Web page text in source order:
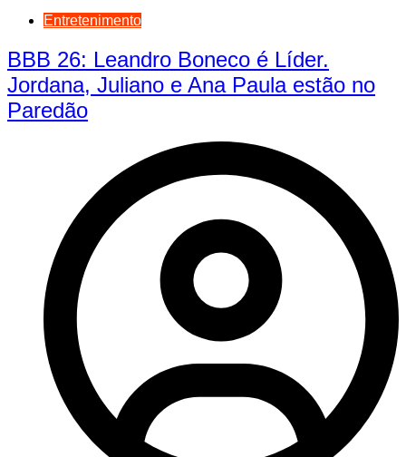
Entretenimento
BBB 26: Leandro Boneco é Líder.
Jordana, Juliano e Ana Paula estão no
Paredão